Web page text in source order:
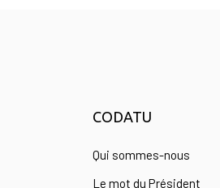
CODATU
Qui sommes-nous
Le mot du Président